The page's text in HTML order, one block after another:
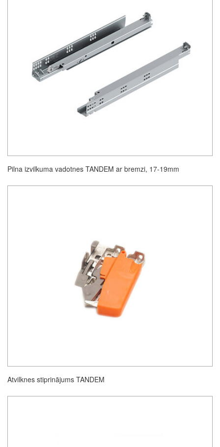
Pilna izvilkuma vadotnes TANDEM ar bremzi, 17-19mm
Atvilknes stiprinājums TANDEM